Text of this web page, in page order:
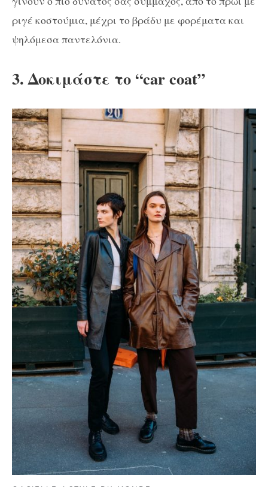
ριγέ κοστούμια, μέχρι το βράδυ με φορέματα και
ψηλόμεσα παντελόνια.
3. Δοκιμάστε το “car coat”